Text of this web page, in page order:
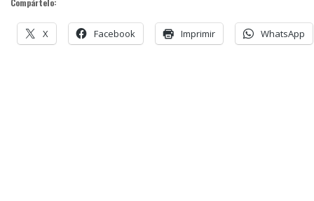
Compártelo:
X Facebook Imprimir WhatsApp